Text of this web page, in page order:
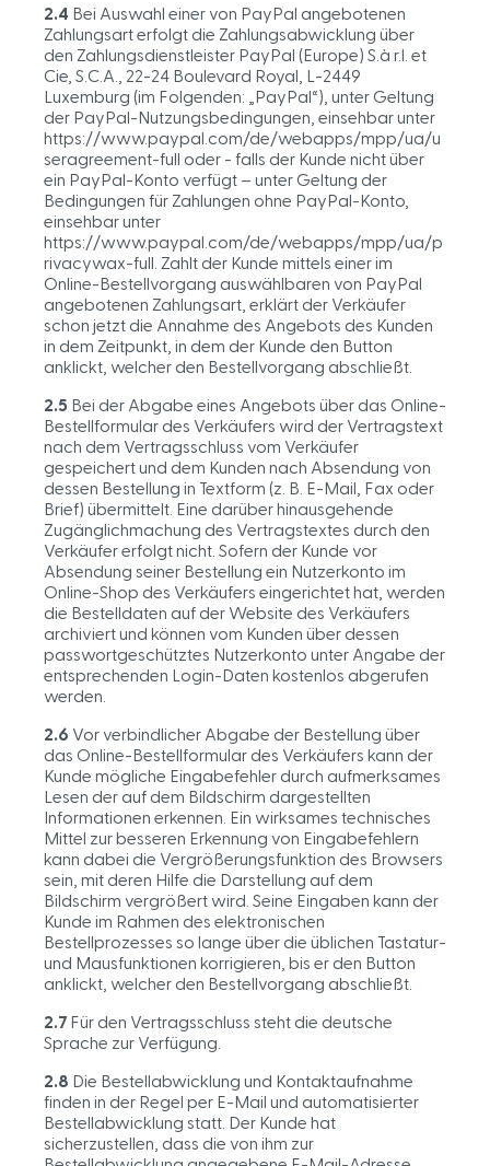
2.4 Bei Auswahl einer von PayPal angebotenen
Zahlungsart erfolgt die Zahlungsabwicklung über
den Zahlungsdienstleister PayPal (Europe) S.à r.l. et
Cie, S.C.A., 22-24 Boulevard Royal, L-2449
Luxemburg (im Folgenden: „PayPal“), unter Geltung
der PayPal-Nutzungsbedingungen, einsehbar unter
https://www.paypal.com/de/webapps/mpp/ua/u
seragreement-full oder - falls der Kunde nicht über
ein PayPal-Konto verfügt – unter Geltung der
Bedingungen für Zahlungen ohne PayPal-Konto,
einsehbar unter
https://www.paypal.com/de/webapps/mpp/ua/p
rivacywax-full. Zahlt der Kunde mittels einer im
Online-Bestellvorgang auswählbaren von PayPal
angebotenen Zahlungsart, erklärt der Verkäufer
schon jetzt die Annahme des Angebots des Kunden
in dem Zeitpunkt, in dem der Kunde den Button
anklickt, welcher den Bestellvorgang abschließt.
2.5 Bei der Abgabe eines Angebots über das Online-
Bestellformular des Verkäufers wird der Vertragstext
nach dem Vertragsschluss vom Verkäufer
gespeichert und dem Kunden nach Absendung von
dessen Bestellung in Textform (z. B. E-Mail, Fax oder
Brief) übermittelt. Eine darüber hinausgehende
Zugänglichmachung des Vertragstextes durch den
Verkäufer erfolgt nicht. Sofern der Kunde vor
Absendung seiner Bestellung ein Nutzerkonto im
Online-Shop des Verkäufers eingerichtet hat, werden
die Bestelldaten auf der Website des Verkäufers
archiviert und können vom Kunden über dessen
passwortgeschütztes Nutzerkonto unter Angabe der
entsprechenden Login-Daten kostenlos abgerufen
werden.
2.6 Vor verbindlicher Abgabe der Bestellung über
das Online-Bestellformular des Verkäufers kann der
Kunde mögliche Eingabefehler durch aufmerksames
Lesen der auf dem Bildschirm dargestellten
Informationen erkennen. Ein wirksames technisches
Mittel zur besseren Erkennung von Eingabefehlern
kann dabei die Vergrößerungsfunktion des Browsers
sein, mit deren Hilfe die Darstellung auf dem
Bildschirm vergrößert wird. Seine Eingaben kann der
Kunde im Rahmen des elektronischen
Bestellprozesses so lange über die üblichen Tastatur-
und Mausfunktionen korrigieren, bis er den Button
anklickt, welcher den Bestellvorgang abschließt.
2.7Für den Vertragsschluss steht die deutsche
Sprache zur Verfügung.
2.8 Die Bestellabwicklung und Kontaktaufnahme
finden in der Regel per E-Mail und automatisierter
Bestellabwicklung statt. Der Kunde hat
sicherzustellen, dass die von ihm zur